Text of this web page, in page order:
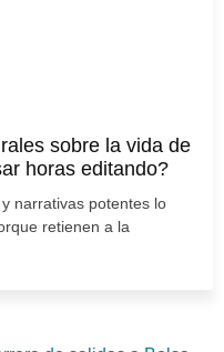
sobre la vida de
horas editando?
narrativas potentes lo
retienen a la